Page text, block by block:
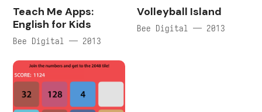
Teach Me Apps:
English for Kids
Bee Digital — 2013
Volleyball Island
Bee Digital — 2013